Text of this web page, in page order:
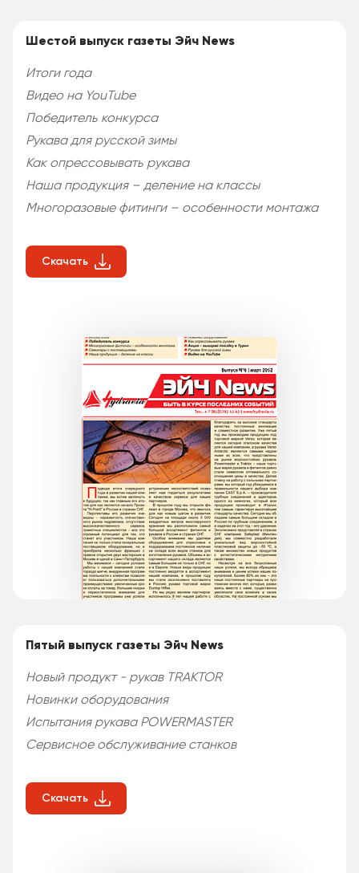
Шестой выпуск газеты Эйч News
Итоги года
Видео на YouTube
Победитель конкурса
Рукава для русской зимы
Как опрессовывать рукава
Наша продукция – деление на классы
Многоразовые фитинги – особенности монтажа
Скачать
Пятый выпуск газеты Эйч News
Новый продукт - рукав TRAKTOR
Новинки оборудования
Испытания рукава POWERMASTER
Сервисное обслуживание станков
Скачать